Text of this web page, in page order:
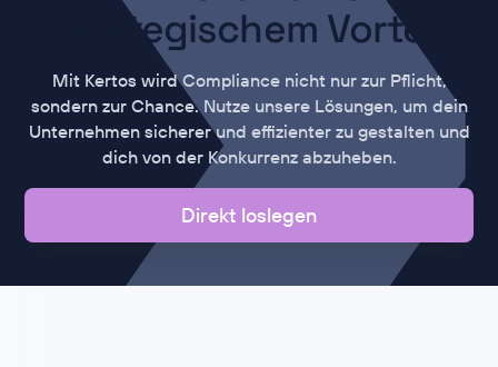
strategischem Vorteil
Mit Kertos wird Compliance nicht nur zur Pflicht,
sondern zur Chance. Nutze unsere Lösungen, um dein
Unternehmen sicherer und effizienter zu gestalten und
dich von der Konkurrenz abzuheben.
Direkt loslegen